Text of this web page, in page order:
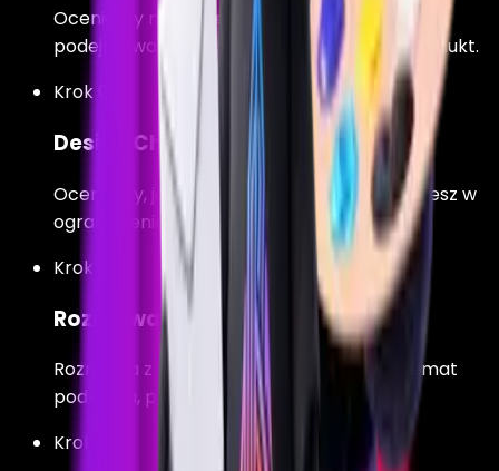
Oceniamy myślenie projektowe, logikę
podejmowania decyzji i realny wpływ na produkt.
Krok 02
Design Challenge
Oceniamy, jak formułujesz hipotezy i pracujesz w
ograniczeniach.
Krok 03
Rozmowa kwalifikacyjna
Rozmowa z zespołem produktowym na temat
podejścia, procesu i współpracy.
Krok 04